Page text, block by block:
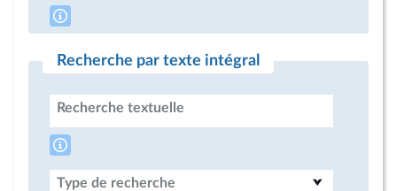
Recherche par texte intégral
Recherche textuelle
Type de recherche